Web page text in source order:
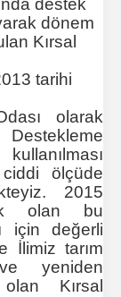
destek
dönem
Kırsal
tarihi
olarak
Destekleme
ölçüde
2015
olan bu
için değerli
İlimiz tarım
yeniden
Kırsal